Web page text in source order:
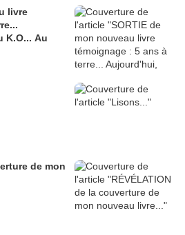
livre
K.O... Au
de mon